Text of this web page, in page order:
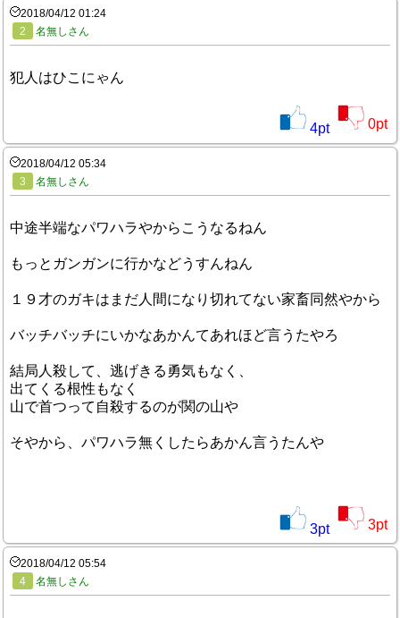
2018/04/12 01:24
2
名無しさん
犯人はひこにゃん
4pt 0pt
2018/04/12 05:34
3
名無しさん
中途半端なパワハラやからこうなるねん
もっとガンガンに行かなどうすんねん
１９才のガキはまだ人間になり切れてない家畜同然やから
バッチバッチにいかなあかんてあれほど言うたやろ
結局人殺して、逃げきる勇気もなく、
出てくる根性もなく
山で首つって自殺するのが関の山や
そやから、パワハラ無くしたらあかん言うたんや
3pt 3pt
2018/04/12 05:54
4
名無しさん